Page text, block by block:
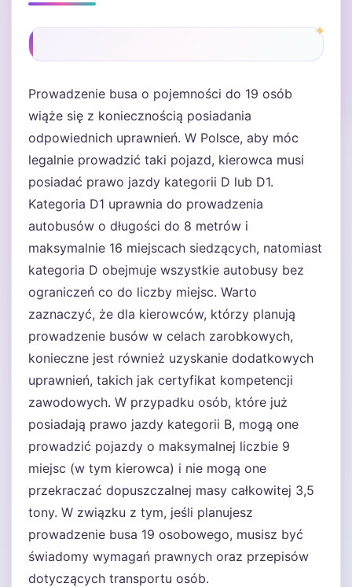
Prowadzenie busa o pojemności do 19 osób
wiąże się z koniecznością posiadania
odpowiednich uprawnień. W Polsce, aby móc
legalnie prowadzić taki pojazd, kierowca musi
posiadać prawo jazdy kategorii D lub D1.
Kategoria D1 uprawnia do prowadzenia
autobusów o długości do 8 metrów i
maksymalnie 16 miejscach siedzących, natomiast
kategoria D obejmuje wszystkie autobusy bez
ograniczeń co do liczby miejsc. Warto
zaznaczyć, że dla kierowców, którzy planują
prowadzenie busów w celach zarobkowych,
konieczne jest również uzyskanie dodatkowych
uprawnień, takich jak certyfikat kompetencji
zawodowych. W przypadku osób, które już
posiadają prawo jazdy kategorii B, mogą one
prowadzić pojazdy o maksymalnej liczbie 9
miejsc (w tym kierowca) i nie mogą one
przekraczać dopuszczalnej masy całkowitej 3,5
tony. W związku z tym, jeśli planujesz
prowadzenie busa 19 osobowego, musisz być
świadomy wymagań prawnych oraz przepisów
dotyczących transportu osób.